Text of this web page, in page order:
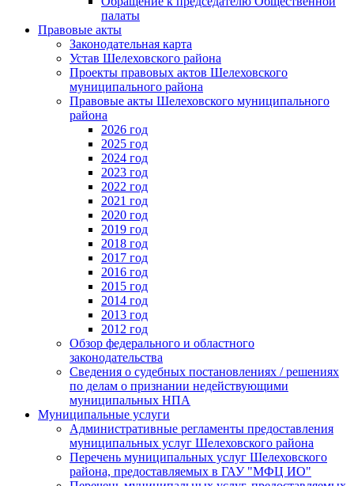
палаты
Правовые акты
Законодательная карта
Устав Шелеховского района
Проекты правовых актов Шелеховского
муниципального района
Правовые акты Шелеховского муниципального
района
2026 год
2025 год
2024 год
2023 год
2022 год
2021 год
2020 год
2019 год
2018 год
2017 год
2016 год
2015 год
2014 год
2013 год
2012 год
Обзор федерального и областного
законодательства
Сведения о судебных постановлениях / решениях
по делам о признании недействующими
муниципальных НПА
Муниципальные услуги
Административные регламенты предоставления
муниципальных услуг Шелеховского района
Перечень муниципальных услуг Шелеховского
района, предоставляемых в ГАУ "МФЦ ИО"